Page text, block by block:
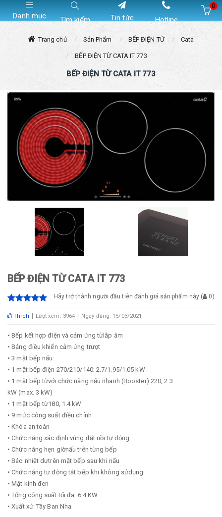
Danh mục Tìm kiếm Tin tức Hotline
0
Trang chủ Sản Phẩm BẾP ĐIỆN TỪ Cata
BẾP ĐIỆN TỪ CATA IT 773
BẾP ĐIỆN TỪ CATA IT 773
BẾP ĐIỆN TỪ CATA IT 773
Hãy trở thành người đầu tiên đánh giá sản phẩm này ( 0)
Thích Lượt xem: 3964 Ngày đăng: 15/03/2021
• Bếp kết hợp điện và cảm ứng từlắp âm
• Bảng điều khiển cảm ứng trượt
• 3 mặt bếp nấu:
• 1 mặt bếp điện 270/210/140; 2.7/1.95/1.05 kW
• 1 mặt bếp từvới chức năng nấu nhanh (Booster) 220, 2.3
kW (max. 3 kW)
• 1 mặt bếp từ180, 1.4 kW
• 9 mức công suất điều chỉnh
• Khóa an toàn
• Chức năng xác định vùng đặt nồi tự động
• Chức năng hẹn giờnấu trên từng bếp
• Báo nhiệt dưtrên mặt bếp sau khi nấu
• Chức năng tự động tắt bếp khi không sửdụng
• Mặt kính đen
• Tổng công suất tối đa: 6.4 KW
• Xuất xứ: Tây Ban Nha